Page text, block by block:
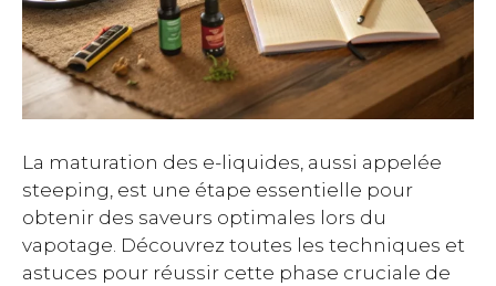
La maturation des e-liquides, aussi appelée
steeping, est une étape essentielle pour
obtenir des saveurs optimales lors du
vapotage. Découvrez toutes les techniques et
astuces pour réussir cette phase cruciale de